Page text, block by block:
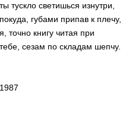
ты тускло светишься изнутри,
покуда, губами припав к плечу,
я, точно книгу читая при
тебе, сезам по складам шепчу.
1987